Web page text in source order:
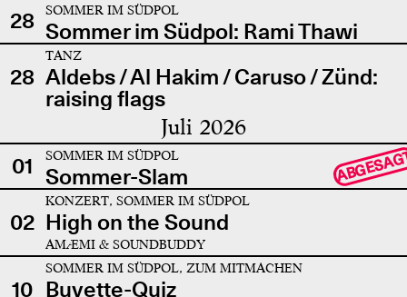
28
SOMMER IM SÜDPOL
Sommer im Südpol: Rami Thawi
28
TANZ
Aldebs / Al Hakim / Caruso / Zünd:
raising flags
Juli 2026
01 SOMMER IM SÜDPOL
Sommer-Slam
02
KONZERT, SOMMER IM SÜDPOL
High on the Sound
AMÆMI & SOUNDBUDDY
10
SOMMER IM SÜDPOL, ZUM MITMACHEN
Buvette-Quiz